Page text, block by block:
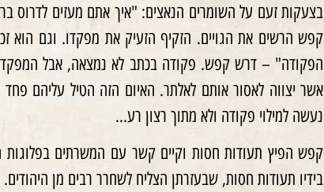
בצעקות זעם על השומרים הנאצים: "איך אתם מעזים לדרוס
קפש הרשים את הגויים. הזקיף הזעיק את מפקדו. וגם הוא
אשר יצווה לאסור אותם לאלתר. האיום הזה הטיל עליהם
נעשה למילוי פקודה ולא מתוך רצון רע…
קפש הפיץ תעודות חסות וקיים קשר עם המשרתים
בידיו תעודות חסות, שבעזרתן הצליח לשחרר רבים מן היהודים.